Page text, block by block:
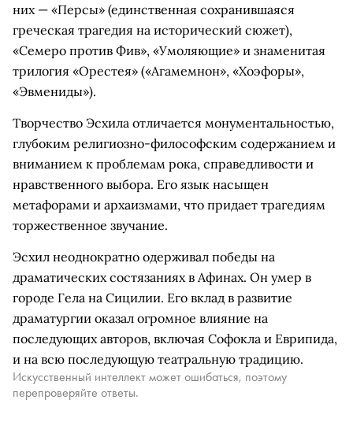
них — «Персы» (единственная сохранившаяся
греческая трагедия на исторический сюжет),
«Семеро против Фив», «Умоляющие» и знаменитая
трилогия «Орестея» («Агамемнон», «Хоэфоры»,
«Эвмениды»).
Творчество Эсхила отличается монументальностью,
глубоким религиозно-философским содержанием и
вниманием к проблемам рока, справедливости и
нравственного выбора. Его язык насыщен
метафорами и архаизмами, что придает трагедиям
торжественное звучание.
Эсхил неоднократно одерживал победы на
драматических состязаниях в Афинах. Он умер в
городе Гела на Сицилии. Его вклад в развитие
драматургии оказал огромное влияние на
последующих авторов, включая Софокла и Еврипида,
и на всю последующую театральную традицию.
Искусственный интеллект может ошибаться, поэтому
перепроверяйте ответы.